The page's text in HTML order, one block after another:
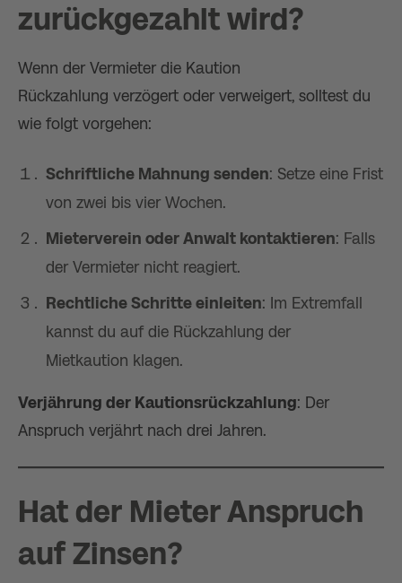
zurückgezahlt wird?
Wenn der Vermieter die Kaution
Rückzahlung verzögert oder verweigert, solltest du
wie folgt vorgehen:
Schriftliche Mahnung senden: Setze eine Frist
von zwei bis vier Wochen​.
Mieterverein oder Anwalt kontaktieren: Falls
der Vermieter nicht reagiert.
Rechtliche Schritte einleiten: Im Extremfall
kannst du auf die Rückzahlung der
Mietkaution klagen.
Verjährung der Kautionsrückzahlung: Der
Anspruch verjährt nach drei Jahren​.
Hat der Mieter Anspruch
auf Zinsen?